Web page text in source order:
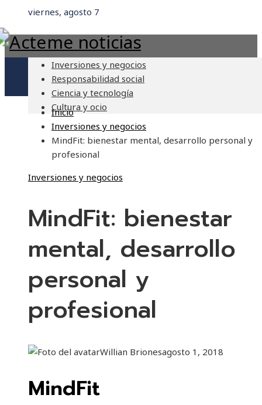
viernes, agosto 7
Inversiones y negocios
Responsabilidad social
Ciencia y tecnología
Cultura y ocio
Inicio
Inversiones y negocios
MindFit: bienestar mental, desarrollo personal y
profesional
Inversiones y negocios
MindFit: bienestar
mental, desarrollo
personal y
profesional
Willian Brionesagosto 1, 2018
MindFit